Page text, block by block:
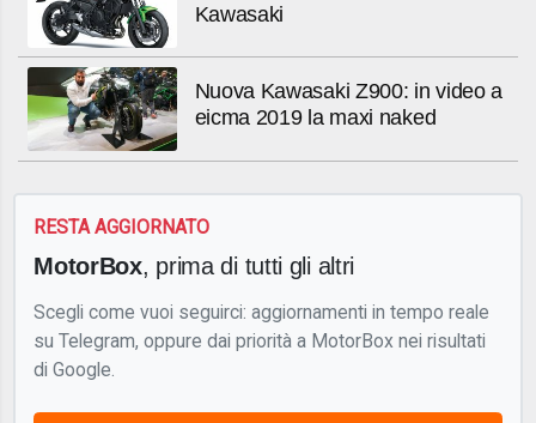
Kawasaki
Nuova Kawasaki Z900: in video a
eicma 2019 la maxi naked
RESTA AGGIORNATO
MotorBox, prima di tutti gli altri
Scegli come vuoi seguirci: aggiornamenti in tempo reale
su Telegram, oppure dai priorità a MotorBox nei risultati
di Google.